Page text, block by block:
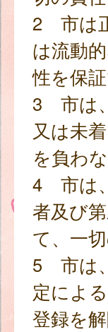
2 市は
は流動
性を保
3 市は
又は未
を負わ
4 市は
者及び
て、一
5 市は
定によ
登録を